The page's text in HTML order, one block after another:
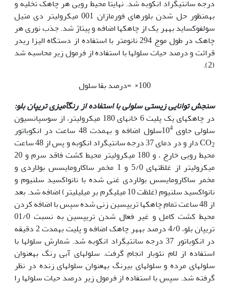
درجه سانتیگراد انکوبه شد. نهایتا محیط رویی هر چاهک تخلیه و
به‏منظور حل شدن بلورهای فورمازان 001 میکرولیتر دی متیل
سولفوکساید به‏هر یک از چاهک‏ها اضافه و پیتاژ شد. جذب نوری هر
چاهک در طول موج 294 نانومتر با استفاده از دستگاه الیزا ریدر
قرائت و درصد حیات سلول‏ها با استفاده از فرمول زیر محاسبه شد
(2).
100× =درصد بقا سلول
سنجش توانایی زیستی سلولی با استفاده از رنگ‏آمیزی تریپان بلو:
در چاهک‏های یک پلیت 6 خانه‏ای 180 میکرولیتر، از سوسپانسیون
سلولی حاوی 104
سلول اضافه و به‏مدت 48 ساعت در انکوباتور
CO2
دار و در دمای 37 درجه سانتی‏گراد انکوبه و پس از 48 ساعت
محیط رویی خارج ، و 180 میکرولیتر محیط کشت فاقد سرم و 20
میکرولیتر از غلظت‏های 5/0 و 1 مخمر ساکارومایسس بولاردی و
مخمر ساکارومایسس بولاردی غنی شده با نانواکسید سلنیوم و
نانواکسید سلنیوم (غلظت 10 میلی‏گرم بر میلی‏لیتر) اضافه شد. بعد
از 48 ساعت تمام چاهک‏ها تریپسین زنی شده سپس با اضافه کردن
محیط کشت کامل و غیر فعال شدن تریپسین به نسبت 01/0
تریپان بلو، 4/0 درصد به‏هر چاهک اضافه و پلیت به‏مدت 2 دقیقه
در انکوباتور 37 درجه سانتی‏گراد انکوبه شد. شمارش سلول‏ها با
استفاده از لام نئوبار انجام گرفت. سلول‏های آبی رنگ به‏عنوان
سلول‏های مرده و سلول‏های بی‏رنگ به‏عنوان سلول‏های زنده در نظر
گرفته شد. سپس با استفاده از فرمول زیر درصد حیات سلول‏ها را